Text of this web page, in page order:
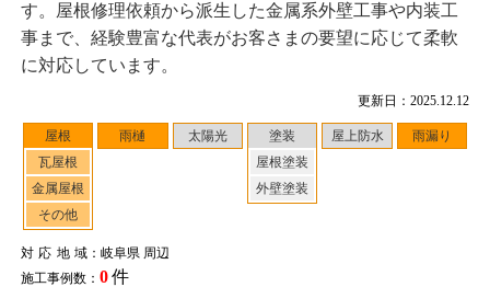
更新日：2025.12.12
屋根
瓦屋根
金属屋根
その他
雨樋 太陽光
塗装
屋根塗装
外壁塗装
屋上防水 雨漏り
対応地域：岐阜県 周辺
施工事例数： 0件
す。屋根修理依頼から派生した金属系外壁工事や内装工
事まで、経験豊富な代表がお客さまの要望に応じて柔軟
に対応しています。